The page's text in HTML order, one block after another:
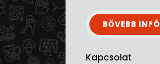
BŐVEBB INFÓ
Kapcsolat